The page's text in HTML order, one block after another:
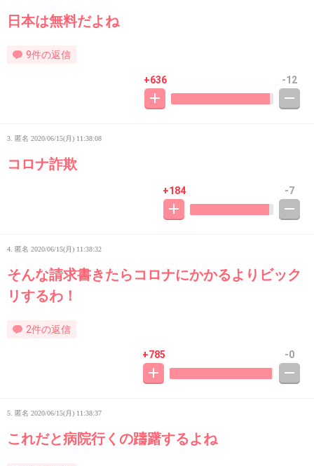
日本は無料だよね
9件の返信
+636 -12
3. 匿名 2020/06/15(月) 11:38:08
コロナ詐欺
+184 -7
4. 匿名 2020/06/15(月) 11:38:32
そんな請求書きたらコロナにかかるよりビック
リするわ！
2件の返信
+785 -0
5. 匿名 2020/06/15(月) 11:38:37
これだと病院行くの躊躇するよね